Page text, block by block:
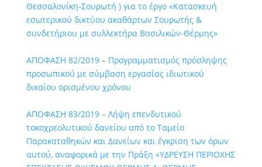
Θεσσαλονίκη-Σουρωτή ) για το έργο «Κατασκευή
εσωτερικού δικτύου ακαθάρτων Σουρωτής &
συνδετήριου με συλλεκτήρα Βασιλικών-Θέρμης»
ΑΠΟΦΑΣΗ 82/2019 – Προγραμματισμός πρόσληψης
προσωπικού με σύμβαση εργασίας ιδιωτικού
δικαίου ορισμένου χρόνου
ΑΠΟΦΑΣΗ 83/2019 – Λήψη επενδυτικού
τοκοχρεολυτικού δανείου από το Ταμείο
Παρακαταθηκών και Δανείων και έγκριση των όρων
αυτού, αναφορικά με την Πράξη «ΥΔΡΕΥΣΗ ΠΕΡΙΟΧΗΣ